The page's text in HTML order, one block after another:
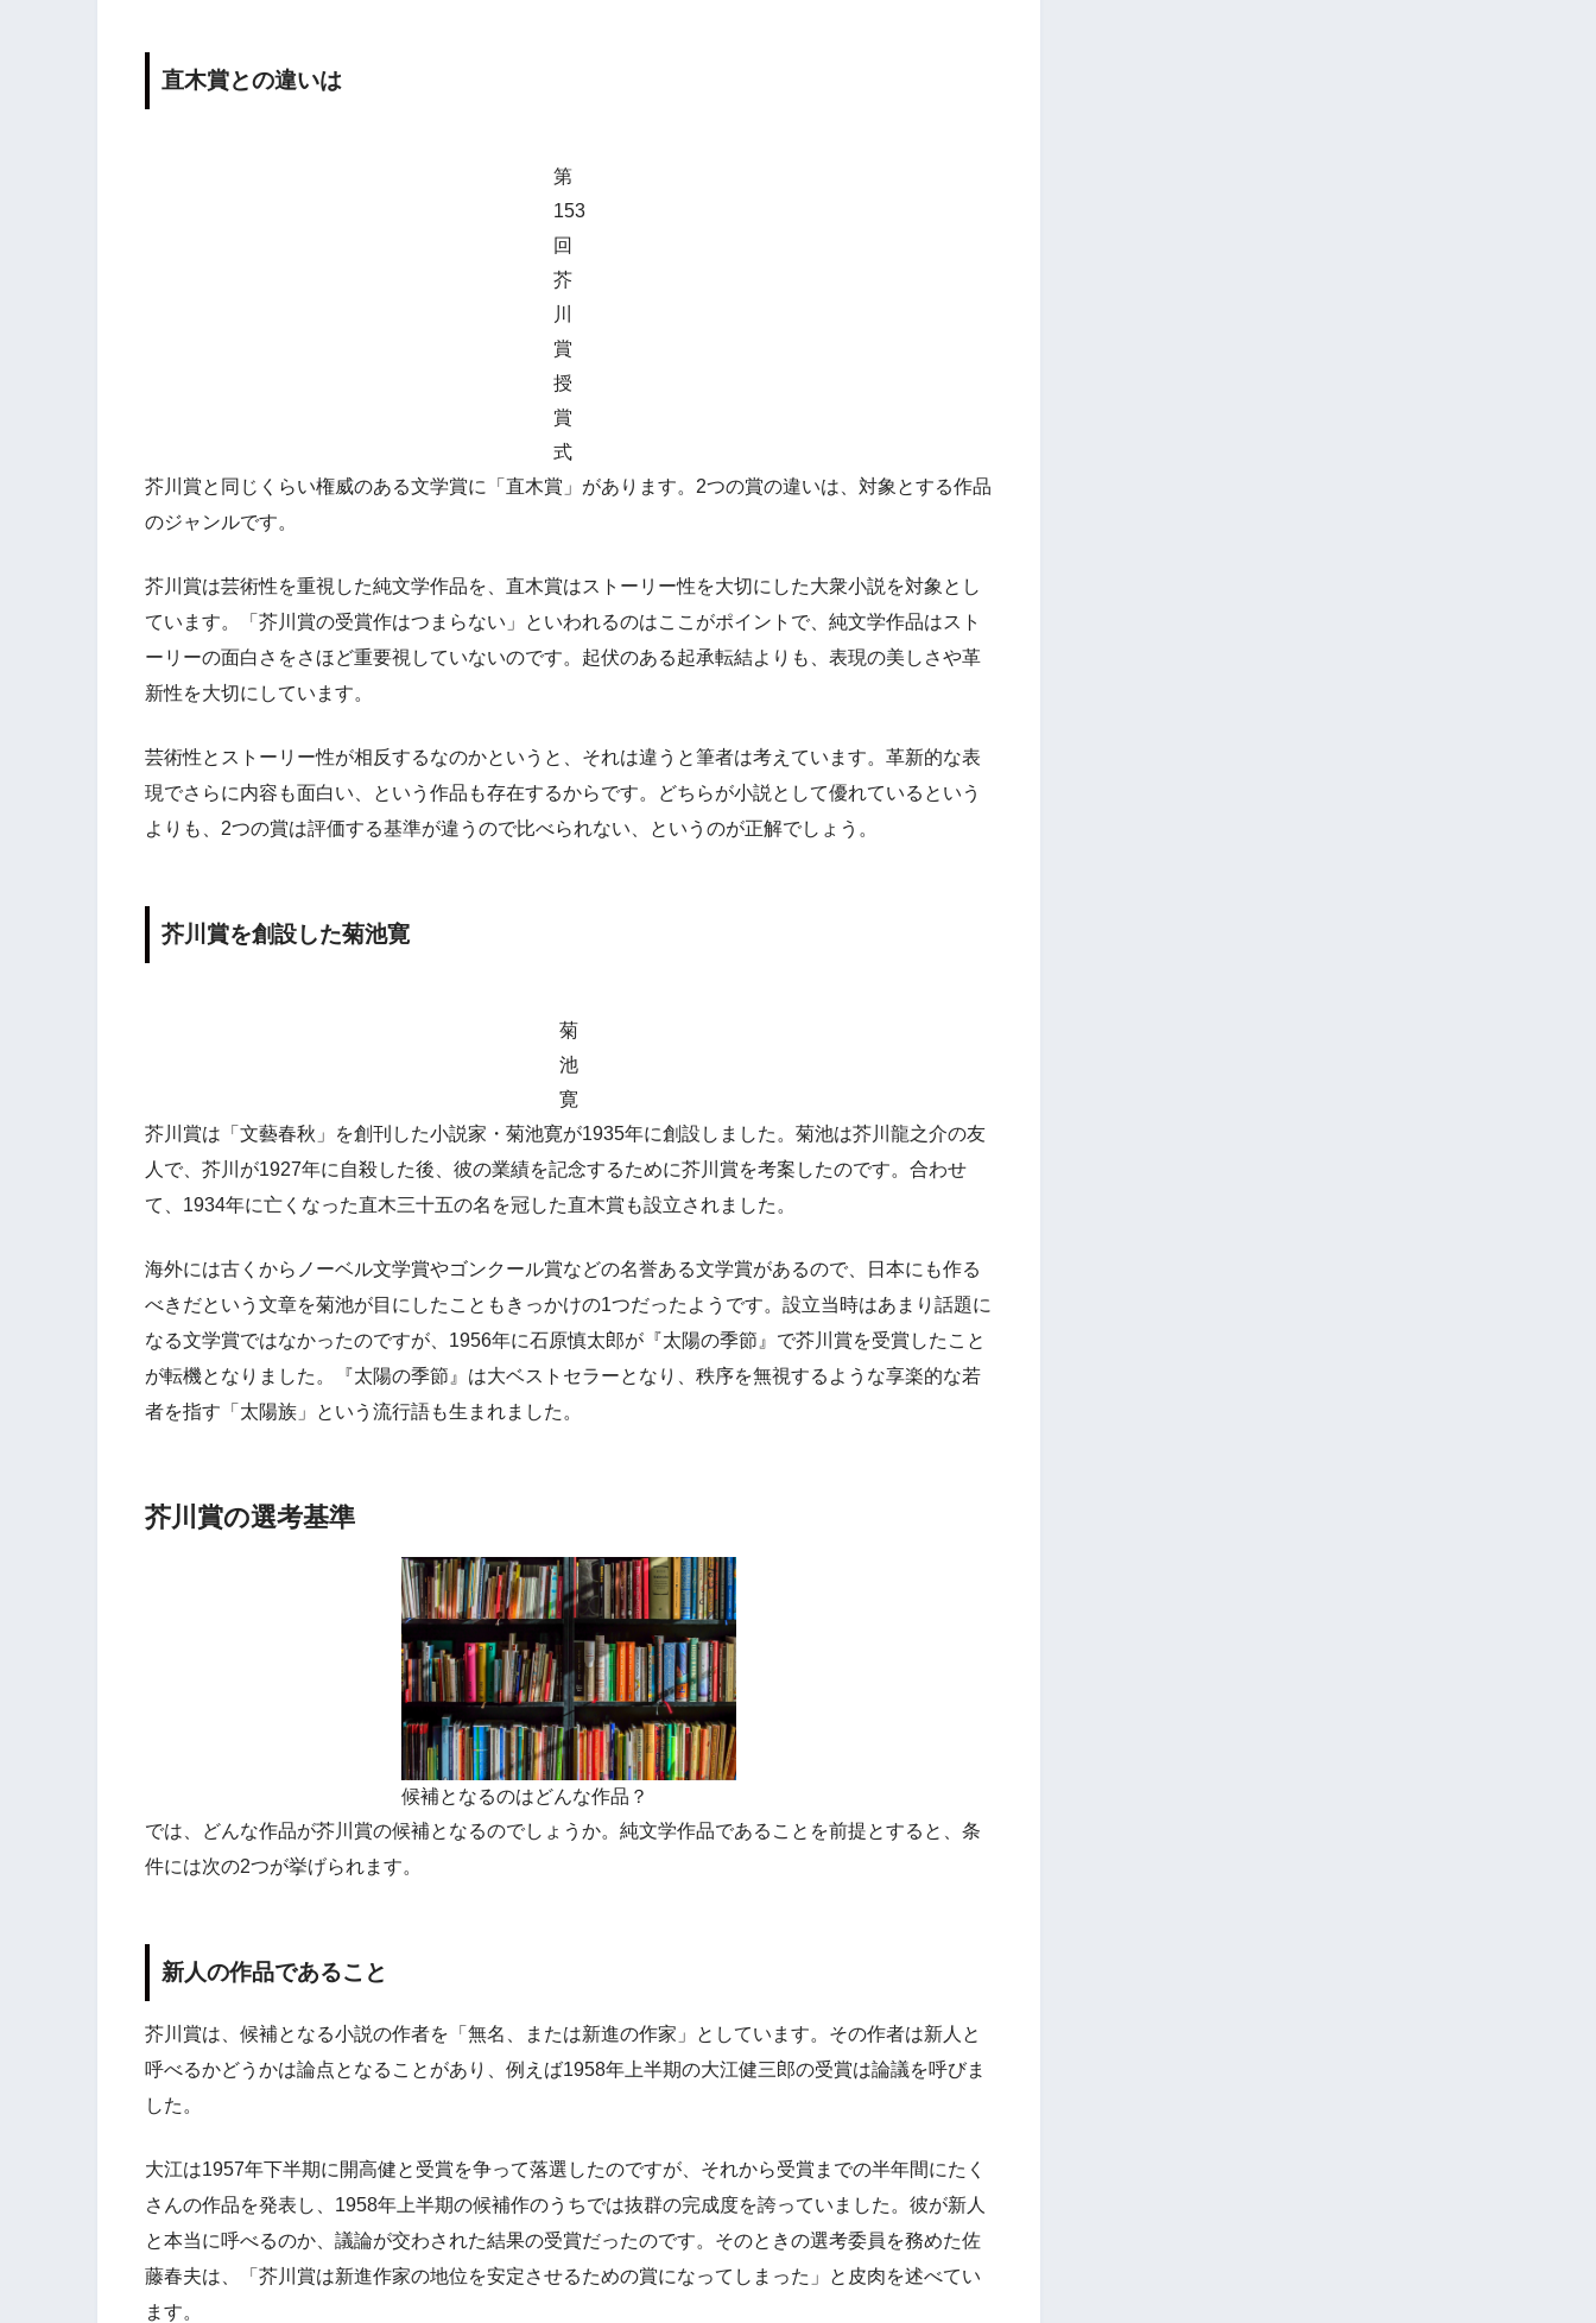
直木賞との違いは
第
153
回
芥
川
賞
授
賞
式
芥川賞と同じくらい権威のある文学賞に「直木賞」があります。2つの賞の違いは、対象とする作品
のジャンルです。
芥川賞は芸術性を重視した純文学作品を、直木賞はストーリー性を大切にした大衆小説を対象とし
ています。「芥川賞の受賞作はつまらない」といわれるのはここがポイントで、純文学作品はスト
ーリーの面白さをさほど重要視していないのです。起伏のある起承転結よりも、表現の美しさや革
新性を大切にしています。
芸術性とストーリー性が相反するなのかというと、それは違うと筆者は考えています。革新的な表
現でさらに内容も面白い、という作品も存在するからです。どちらが小説として優れているという
よりも、2つの賞は評価する基準が違うので比べられない、というのが正解でしょう。
芥川賞を創設した菊池寛
菊
池
寛
芥川賞は「文藝春秋」を創刊した小説家・菊池寛が1935年に創設しました。菊池は芥川龍之介の友
人で、芥川が1927年に自殺した後、彼の業績を記念するために芥川賞を考案したのです。合わせ
て、1934年に亡くなった直木三十五の名を冠した直木賞も設立されました。
海外には古くからノーベル文学賞やゴンクール賞などの名誉ある文学賞があるので、日本にも作る
べきだという文章を菊池が目にしたこともきっかけの1つだったようです。設立当時はあまり話題に
なる文学賞ではなかったのですが、1956年に石原慎太郎が『太陽の季節』で芥川賞を受賞したこと
が転機となりました。『太陽の季節』は大ベストセラーとなり、秩序を無視するような享楽的な若
者を指す「太陽族」という流行語も生まれました。
芥川賞の選考基準
候補となるのはどんな作品？
では、どんな作品が芥川賞の候補となるのでしょうか。純文学作品であることを前提とすると、条
件には次の2つが挙げられます。
新人の作品であること
芥川賞は、候補となる小説の作者を「無名、または新進の作家」としています。その作者は新人と
呼べるかどうかは論点となることがあり、例えば1958年上半期の大江健三郎の受賞は論議を呼びま
した。
大江は1957年下半期に開高健と受賞を争って落選したのですが、それから受賞までの半年間にたく
さんの作品を発表し、1958年上半期の候補作のうちでは抜群の完成度を誇っていました。彼が新人
と本当に呼べるのか、議論が交わされた結果の受賞だったのです。そのときの選考委員を務めた佐
藤春夫は、「芥川賞は新進作家の地位を安定させるための賞になってしまった」と皮肉を述べてい
ます。